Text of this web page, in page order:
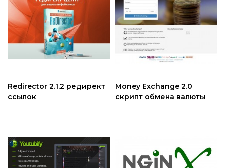
Redirector 2.1.2 редирект
ссылок
Money Exchange 2.0
скрипт обмена валюты